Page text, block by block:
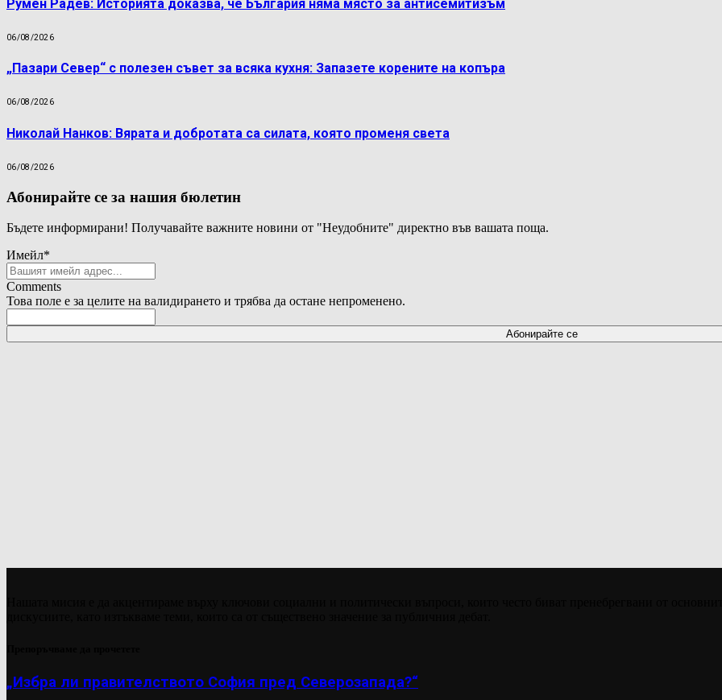
Румен Радев: Историята доказва, че България няма място за антисемитизъм
06/08/2026
„Пазари Север“ с полезен съвет за всяка кухня: Запазете корените на копъра
06/08/2026
Николай Нанков: Вярата и добротата са силата, която променя света
06/08/2026
Абонирайте се за нашия бюлетин
Бъдете информирани! Получавайте важните новини от "Неудобните" директно във вашата поща.
Имейл*
Comments
Това поле е за целите на валидирането и трябва да остане непроменено.
„Избра ли правителството София пред Северозапада?“